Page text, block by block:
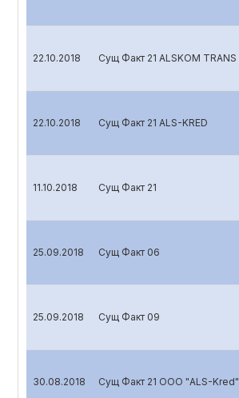
22.10.2018 Сущ Факт 21 ALSKOM TRANS
22.10.2018 Сущ Факт 21 ALS-KRED
11.10.2018 Сущ Факт 21
25.09.2018 Сущ Факт 06
25.09.2018 Сущ Факт 09
30.08.2018 Сущ Факт 21 ООО "ALS-Kred"